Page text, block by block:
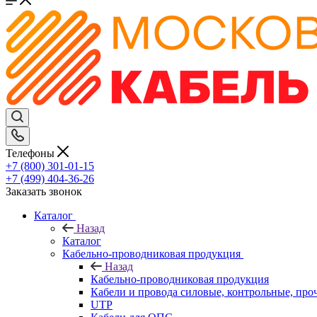
Телефоны
+7 (800) 301-01-15
+7 (499) 404-36-26
Заказать звонок
Каталог
Назад
Каталог
Кабельно-проводниковая продукция
Назад
Кабельно-проводниковая продукция
Кабели и провода силовые, контрольные,
UTP